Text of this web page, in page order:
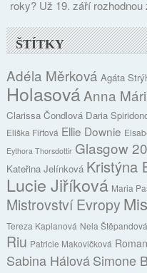
roky? Už 19. září
ŠTÍTKY
Adéla Měrková Agáta
HolasováAnna
Clarissa Čondlová Daria
Eliška Fiřtová Ellie Downie
Eythora Thorsdottir Glasgow
Kateřina Jelínková Kristýna
Lucie Jiříková Maria
Mistrovství Evropy
Tereza Kaplanová Nela Štěpandová
Riu Patricie Makovičková
Sabina HálováSimone